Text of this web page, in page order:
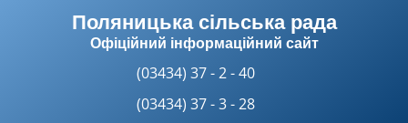
Поляницька сільська рада
Офіційний інформаційний сайт
(03434) 37 - 2 - 40
(03434) 37 - 3 - 28